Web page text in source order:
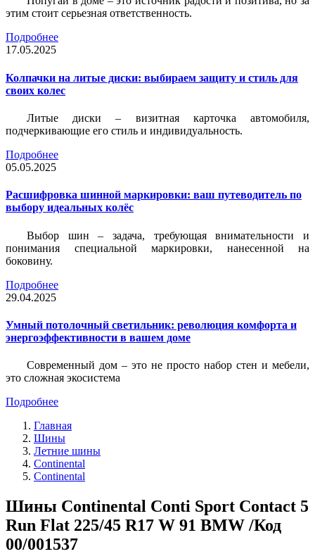
этим стоит серьезная ответственность.
Подробнее
17.05.2025
Колпачки на литые диски: выбираем защиту и стиль для
своих колес
Литые диски – визитная карточка автомобиля,
подчеркивающие его стиль и индивидуальность.
Подробнее
05.05.2025
Расшифровка шинной маркировки: ваш путеводитель по
выбору идеальных колёс
Выбор шин – задача, требующая внимательности и
понимания специальной маркировки, нанесенной на
боковину.
Подробнее
29.04.2025
Умный потолочный светильник: революция комфорта и
энергоэффективности в вашем доме
Современный дом – это не просто набор стен и мебели,
это сложная экосистема
Подробнее
Главная
Шины
Летние шины
Continental
Continental
Шины Continental Conti Sport Contact 5
Run Flat 225/45 R17 W 91 BMW /Код
00/001537